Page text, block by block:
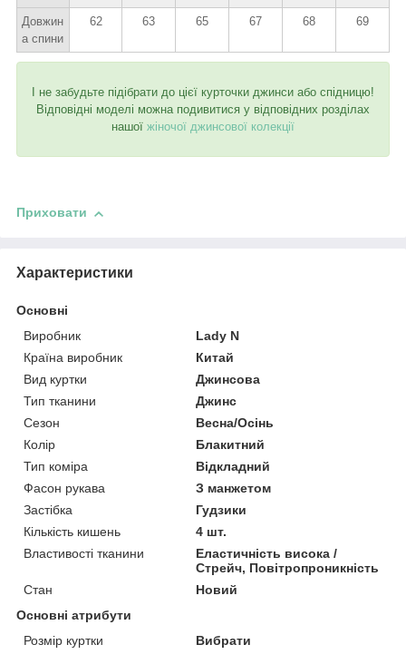
Довжин
а спини
62 63 65 67 68 69
І не забудьте підібрати до цієї курточки джинси або спідницю!
Відповідні моделі можна подивитися у відповідних розділах
нашої жіночої джинсової колекції
Приховати
Характеристики
Основні
Виробник
Lady N
Країна виробник
Китай
Вид куртки
Джинсова
Тип тканини
Джинс
Сезон
Весна/Осінь
Колір
Блакитний
Тип коміра
Відкладний
Фасон рукава
З манжетом
Застібка
Гудзики
Кількість кишень
4 шт.
Властивості тканини
Еластичність висока /
Стрейч, Повітропроникність
Стан
Новий
Основні атрибути
Розмір куртки
Вибрати